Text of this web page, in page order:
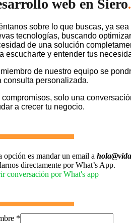
web en Siero.
sobre lo que buscas, ya
tecnologías, buscando
de una solución
escucharte y entender tus
de nuestro equipo se
consulta personalizada.
compromisos, solo una
a crecer tu negocio.
opción es mandar un email a
directamente por What’s App.
conversación por What's app
*